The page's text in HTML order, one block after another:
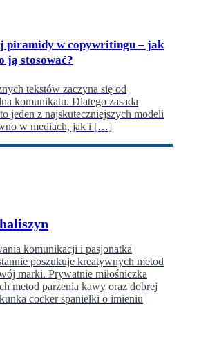
piramidy w copywritingu – jak
ją stosować?
tekstów zaczyna się od
komunikatu. Dlatego zasada
jeden z najskuteczniejszych modeli
w mediach, jak i […]
komunikacji i pasjonatka
poszukuje kreatywnych metod
marki. Prywatnie miłośniczka
metod parzenia kawy oraz dobrej
cocker spanielki o imieniu